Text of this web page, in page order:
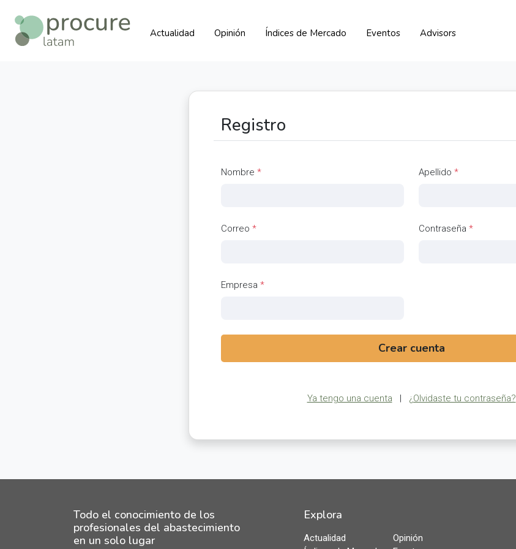
Actualidad Opinión Índices de Mercado Eventos Advisors
Registro
Nombre * Apellido *
Correo * Contraseña *
Empresa *
Crear cuenta
Ya tengo una cuenta | ¿Olvidaste tu contraseña?
Todo el conocimiento de los
profesionales del abastecimiento
en un solo lugar
Explora
Actualidad
Opinión